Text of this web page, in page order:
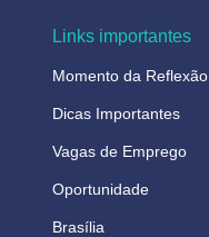
Links importantes
Momento da Reflexão
Dicas Importantes
Vagas de Emprego
Oportunidade
Brasília